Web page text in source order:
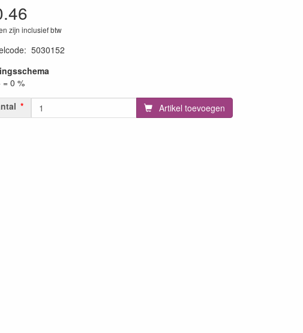
zijn inclusief btw
: 5030152
= 0 %
Artikel toevoegen